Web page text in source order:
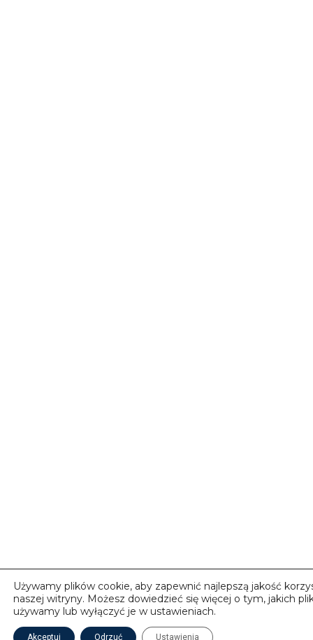
Używamy plików cookie, aby zapewnić najlepszą jakość
naszej witryny. Możesz dowiedzieć się więcej o tym, jakich
używamy lub wyłączyć je w ustawieniach.
Akceptuj Odrzuć Ustawienia